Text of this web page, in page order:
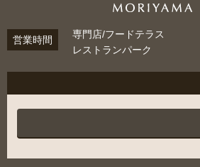
営業時間
専門店/フードテラス
レストランパーク